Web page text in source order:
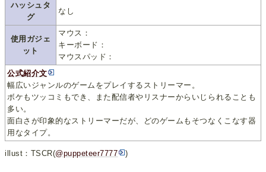
ハッシュタ
グ
なし
使用ガジェ
ット
マウス：
キーボード：
マウスパッド：
公式紹介文
幅広いジャンルのゲームをプレイするストリーマー。
ボケもツッコミもでき、また配信者やリスナーからいじられることも
多い。
面白さが印象的なストリーマーだが、どのゲームもそつなくこなす器
用なタイプ。
illust：TSCR(@puppeteer7777 )